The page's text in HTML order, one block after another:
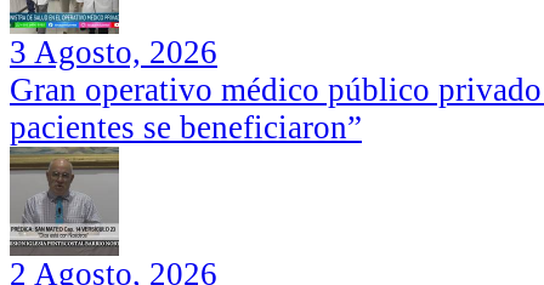
3 Agosto, 2026
Gran operativo médico público
pacientes se beneficiaron”
2 Agosto, 2026